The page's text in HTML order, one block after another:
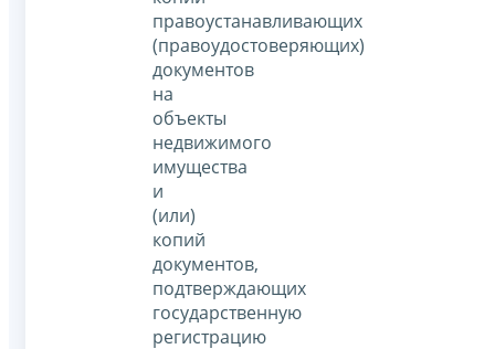
правоустанавливающих
(правоудостоверяющих)
документов
на
объекты
недвижимого
имущества
и
(или)
копий
документов,
подтверждающих
государственную
регистрацию